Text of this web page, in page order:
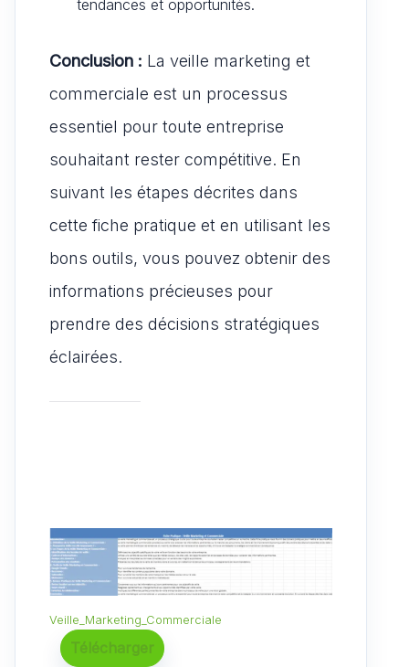
tendances et opportunités.
Conclusion : La veille marketing et
commerciale est un processus
essentiel pour toute entreprise
souhaitant rester compétitive. En
suivant les étapes décrites dans
cette fiche pratique et en utilisant les
bons outils, vous pouvez obtenir des
informations précieuses pour
prendre des décisions stratégiques
éclairées.
Veille_Marketing_Commerciale
Télécharger